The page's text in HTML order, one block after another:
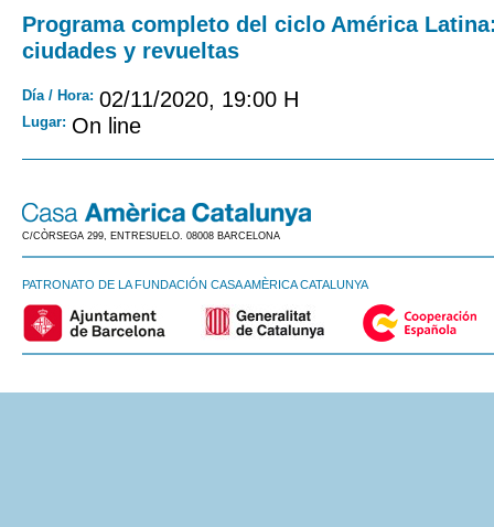
Programa completo del ciclo América
ciudades y revueltas
Día / Hora: 02/11/2020, 19:00 H
Lugar: On line
C/CÒRSEGA 299, ENTRESUELO. 08008 BARCELONA
PATRONATO DE LA FUNDACIÓN CASA AMÈRICA CATALUNYA